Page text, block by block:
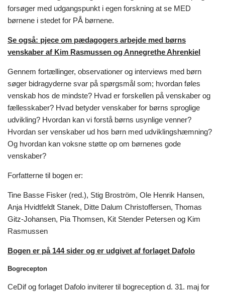
forsøger med udgangspunkt i egen forskning at se MED
børnene i stedet for PÅ børnene.
Se også: pjece om pædagogers arbejde med børns
venskaber af Kim Rasmussen og Annegrethe Ahrenkiel
Gennem fortællinger, observationer og interviews med børn
søger bidragyderne svar på spørgsmål som; hvordan føles
venskab hos de mindste? Hvad er forskellen på venskaber og
fællesskaber? Hvad betyder venskaber for børns sproglige
udvikling? Hvordan kan vi forstå børns usynlige venner?
Hvordan ser venskaber ud hos børn med udviklingshæmning?
Og hvordan kan voksne støtte op om børnenes gode
venskaber?
Forfatterne til bogen er:
Tine Basse Fisker (red.), Stig Broström, Ole Henrik Hansen,
Anja Hvidtfeldt Stanek, Ditte Dalum Christoffersen, Thomas
Gitz-Johansen, Pia Thomsen, Kit Stender Petersen og Kim
Rasmussen
Bogen er på 144 sider og er udgivet af forlaget Dafolo
Bogrecepton
CeDif og forlaget Dafolo inviterer til bogreception d. 31. maj for